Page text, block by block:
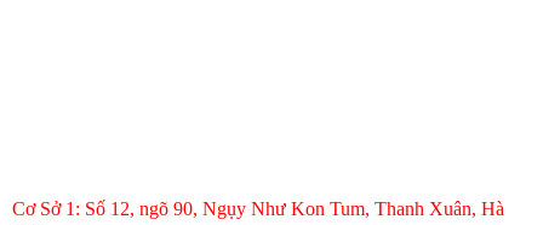
Cơ Sở 1: Số 12, ngõ 90, Ngụy Như Kon Tum, Thanh Xuân, Hà